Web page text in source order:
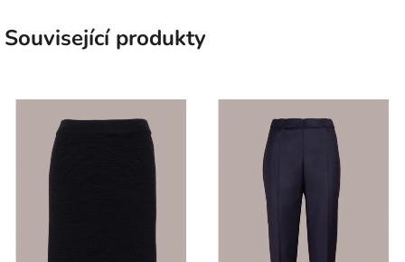
Související produkty